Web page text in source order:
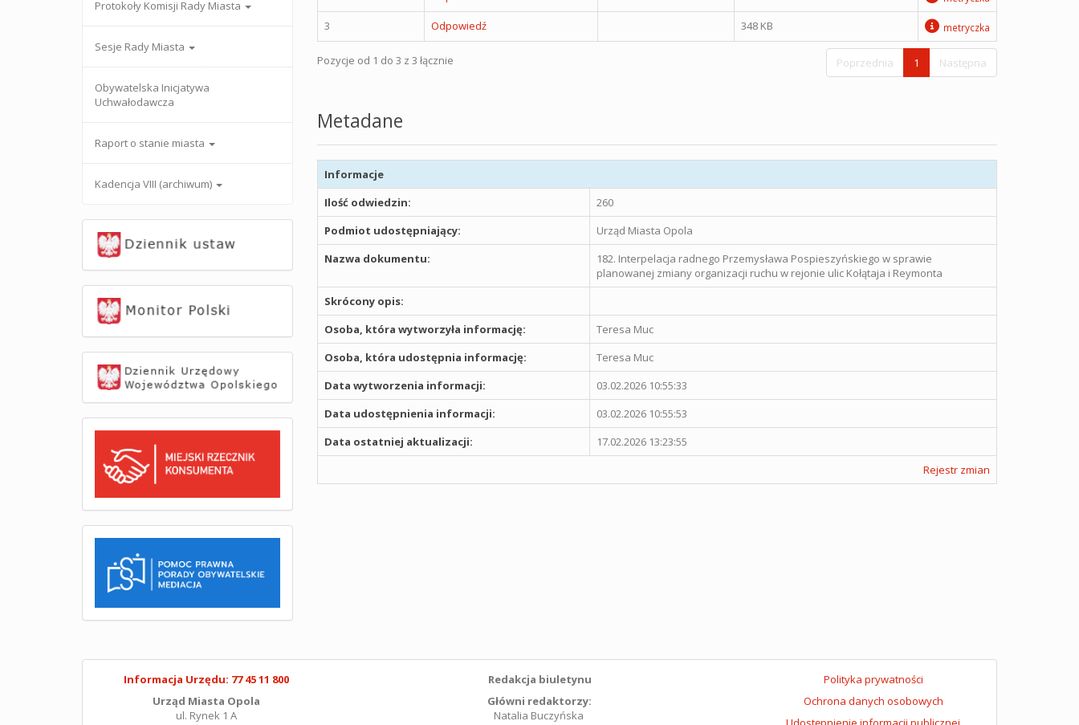
Protokoły Komisji Rady Miasta
Sesje Rady Miasta
Obywatelska Inicjatywa
Uchwałodawcza
Raport o stanie miasta
Kadencja VIII (archiwum)
3 Odpowiedź 348 KB metryczka
Pozycje od 1 do 3 z 3 łącznie Poprzednia 1 Następna
Metadane
Informacje
Ilość odwiedzin:
260
Podmiot udostępniający:
Urząd Miasta Opola
Nazwa dokumentu:
182. Interpelacja radnego Przemysława Pospieszyńskiego w sprawie
planowanej zmiany organizacji ruchu w rejonie ulic Kołątaja i Reymonta
Skrócony opis:
Osoba, która wytworzyła informację:
Teresa Muc
Osoba, która udostępnia informację:
Teresa Muc
Data wytworzenia informacji:
03.02.2026 10:55:33
Data udostępnienia informacji:
03.02.2026 10:55:53
Data ostatniej aktualizacji:
17.02.2026 13:23:55
Rejestr zmian
Informacja Urzędu: 77 45 11 800
Urząd Miasta Opola
ul. Rynek 1 A
Redakcja biuletynu
Główni redaktorzy:
Natalia Buczyńska
Polityka prywatności
Ochrona danych osobowych